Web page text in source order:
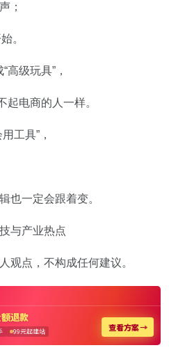
；
。
高级玩具”，
起电商的人一样。
工具”，
也一定会跟着变。
与产业热点
观点，不构成任何建议。